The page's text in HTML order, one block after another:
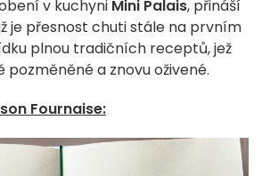
v kuchyni Mini Palais, přináší
je přesnost chuti stále na prvním
plnou tradičních receptů, jež
pozměněné a znovu oživené.
Fournaise: